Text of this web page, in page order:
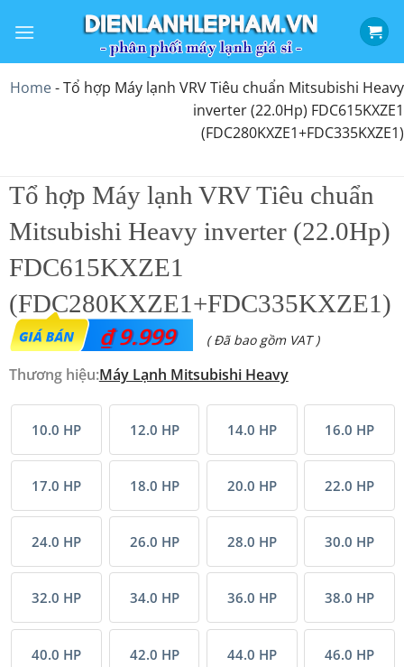
qua
dungHome-Tổ hợp Máy lạnh VRV Tiêu chuẩn Mitsubishi Heavy
inverter (22.0Hp) FDC615KXZE1
(FDC280KXZE1+FDC335KXZE1)
Tổ hợp Máy lạnh VRV Tiêu chuẩn
Mitsubishi Heavy inverter (22.0Hp)
FDC615KXZE1
(FDC280KXZE1+FDC335KXZE1)
₫9.999 ( Đã bao gồm VAT )
Thương hiệu:Máy Lạnh Mitsubishi Heavy
10.0 HP 12.0 HP 14.0 HP 16.0 HP
17.0 HP 18.0 HP 20.0 HP 22.0 HP
24.0 HP 26.0 HP 28.0 HP 30.0 HP
32.0 HP 34.0 HP 36.0 HP 38.0 HP
40.0 HP 42.0 HP 44.0 HP 46.0 HP